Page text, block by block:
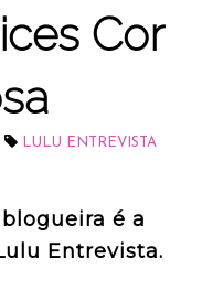
Cor
LULU ENTREVISTA
é a
Entrevista.